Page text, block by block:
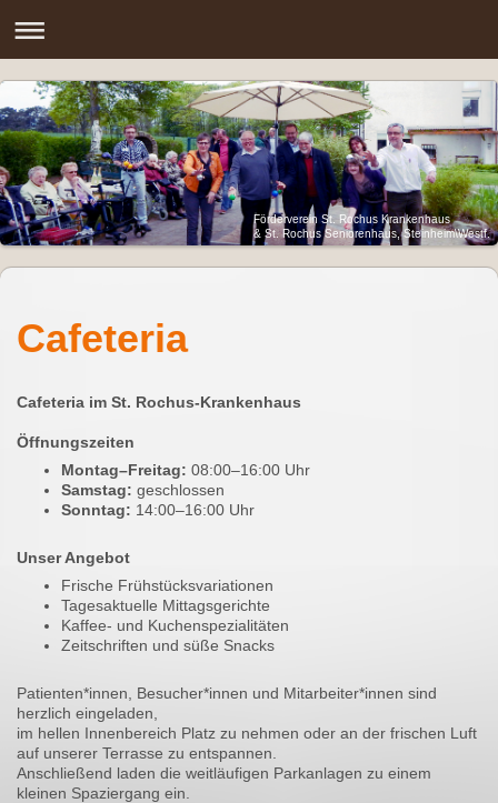
Förderverein St. Rochus Krankenhaus
& St. Rochus Seniorenhaus, Steinheim\Westf.
Cafeteria
Cafeteria im St. Rochus-Krankenhaus
Öffnungszeiten
Montag–Freitag: 08:00–16:00 Uhr
Samstag: geschlossen
Sonntag: 14:00–16:00 Uhr
Unser Angebot
Frische Frühstücksvariationen
Tagesaktuelle Mittagsgerichte
Kaffee- und Kuchenspezialitäten
Zeitschriften und süße Snacks
Patienten*innen, Besucher*innen und Mitarbeiter*innen sind
herzlich eingeladen,
im hellen Innenbereich Platz zu nehmen oder an der frischen Luft
auf unserer Terrasse zu entspannen.
Anschließend laden die weitläufigen Parkanlagen zu einem
kleinen Spaziergang ein.